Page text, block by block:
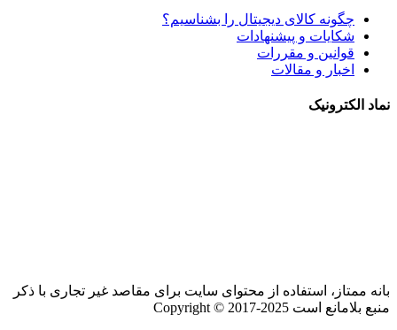
چگونه کالای دیجیتال را بشناسیم؟
شکایات و پیشنهادات
قوانین و مقررات
اخبار و مقالات
نماد الکترونیک
بانه ممتاز، استفاده از محتوای سایت برای مقاصد غیر تجاری با ذکر
منبع بلامانع است Copyright © 2017-2025